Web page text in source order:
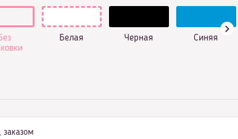
Белая Черная Синяя
заказом